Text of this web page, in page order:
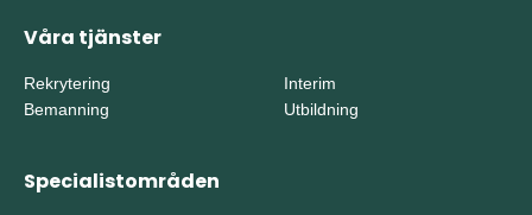
Våra tjänster
Rekrytering
Bemanning
Interim
Utbildning
Specialistområden